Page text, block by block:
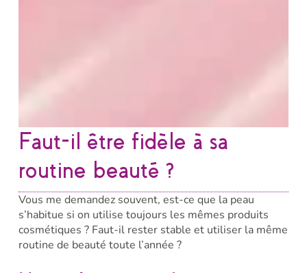
Faut-il être fidèle à sa
routine beauté ?
Vous me demandez souvent, est-ce que la peau
s’habitue si on utilise toujours les mêmes produits
cosmétiques ? Faut-il rester stable et utiliser la même
routine de beauté toute l’année ?